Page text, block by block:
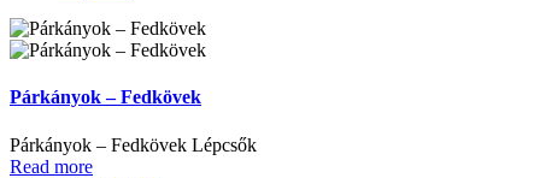
Párkányok – Fedkövek
Párkányok – Fedkövek Lépcsők
Read more